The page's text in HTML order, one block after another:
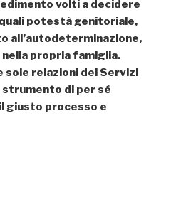
volti a decidere
potestà genitoriale,
all’autodeterminazione,
propria famiglia.
sole relazioni dei Servizi
di per sé
giusto processo e